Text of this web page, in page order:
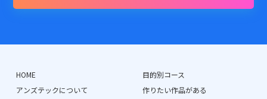
HOME
アンズテックについて
目的別コース
作りたい作品がある